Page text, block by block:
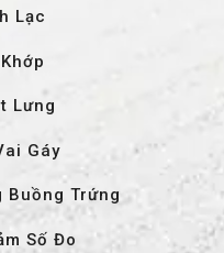
Lạc
Lưng
Gáy
Buồng Trứng
Số Đo